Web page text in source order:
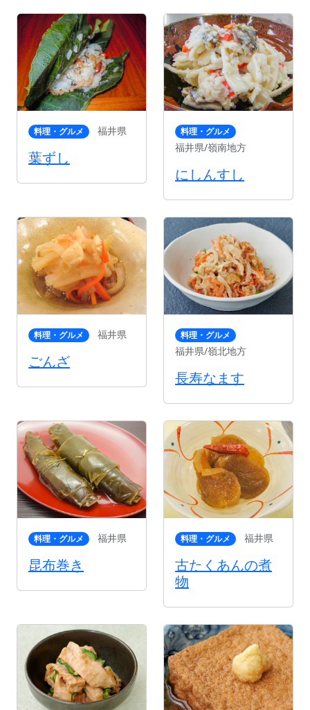
料理・グルメ 福井県
葉ずし
料理・グルメ
福井県/嶺南地方
にしんすし
料理・グルメ 福井県
ごんざ
料理・グルメ
福井県/嶺北地方
長寿なます
料理・グルメ 福井県
昆布巻き
料理・グルメ 福井県
古たくあんの煮
物